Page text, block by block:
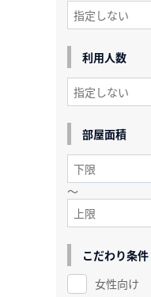
利用人数
部屋面積
～
こだわり条件
女性向け